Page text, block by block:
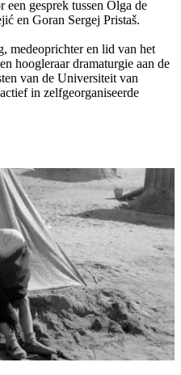
gesprek tussen Olga de
en Goran Sergej Pristaš.
medeoprichter en lid van het
hoogleraar dramaturgie aan de
van de Universiteit van
in zelfgeorganiseerde